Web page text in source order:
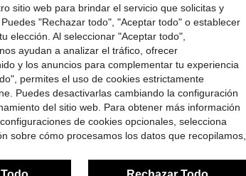
Útil (1)
sitio web para brindar el servicio que solicitas y
"Rechazar todo", "Aceptar todo" o establecer
elección. Al seleccionar "Aceptar todo",
ayudan a analizar el tráfico, ofrecer
y los anuncios para complementar tu experiencia
permites el uso de cookies estrictamente
Puedes desactivarlas cambiando la configuración
del sitio web. Para obtener más información
de cookies opcionales, selecciona
sobre cómo procesamos los datos que recopilamos,